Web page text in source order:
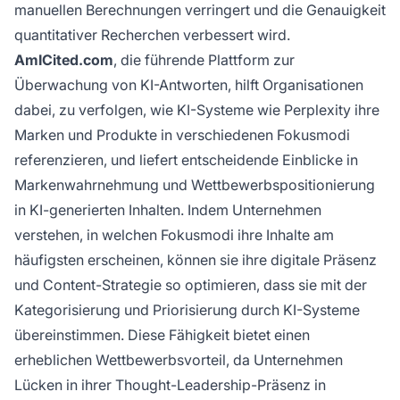
manuellen Berechnungen verringert und die Genauigkeit
quantitativer Recherchen verbessert wird.
AmICited.com, die führende Plattform zur
Überwachung von KI-Antworten, hilft Organisationen
dabei, zu verfolgen, wie KI-Systeme wie Perplexity ihre
Marken und Produkte in verschiedenen Fokusmodi
referenzieren, und liefert entscheidende Einblicke in
Markenwahrnehmung und Wettbewerbspositionierung
in KI-generierten Inhalten. Indem Unternehmen
verstehen, in welchen Fokusmodi ihre Inhalte am
häufigsten erscheinen, können sie ihre digitale Präsenz
und Content-Strategie so optimieren, dass sie mit der
Kategorisierung und Priorisierung durch KI-Systeme
übereinstimmen. Diese Fähigkeit bietet einen
erheblichen Wettbewerbsvorteil, da Unternehmen
Lücken in ihrer Thought-Leadership-Präsenz in